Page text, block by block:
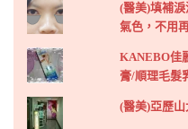
(醫美)填補
氣色，不用
KANEBO佳
膏/順理毛髮
(醫美)亞歷